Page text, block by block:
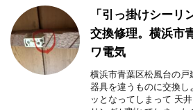
「引っ掛けシーリ
交換修理。横浜市
ワ電気
横浜市青葉区松風台の戸
器具を違うものに交換
ッとなってしまって 天